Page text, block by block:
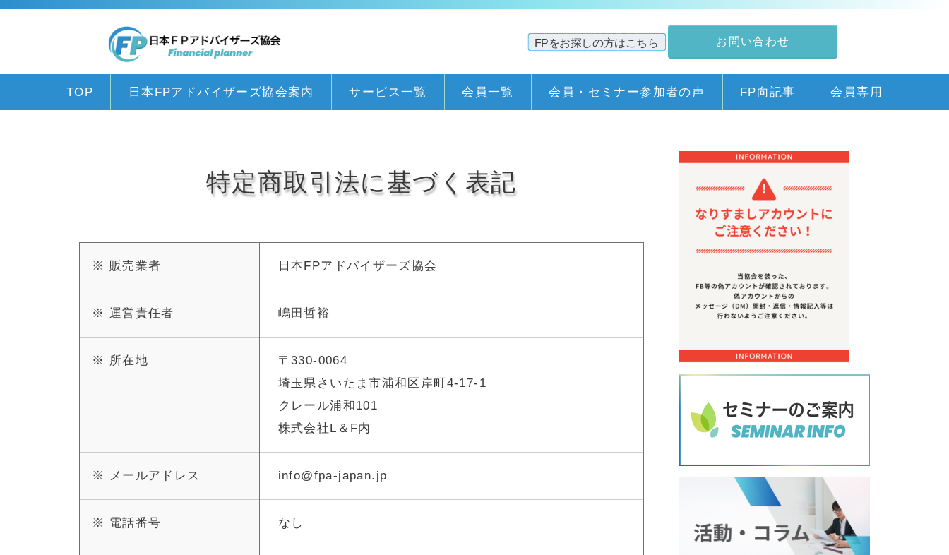
お問い合わせ
TOP 日本FPアドバイザーズ協会案内 サービス一覧 会員一覧 会員・セミナー参加者の声 FP向記事 会員専用
特定商取引法に基づく表記
※ 販売業者 日本FPアドバイザーズ協会
※ 運営責任者 嶋田哲裕
※ 所在地
〒330-0064
埼玉県さいたま市浦和区岸町4-17-1
クレール浦和101
株式会社L＆F内
※ メールアドレス info@fpa-japan.jp
※ 電話番号 なし